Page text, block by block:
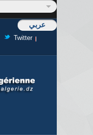
عربي
Twitter